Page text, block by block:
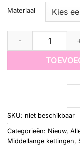
Materiaal
SKU: niet beschikbaar
Categorieën: Nieuw,
Middellange kettingen,